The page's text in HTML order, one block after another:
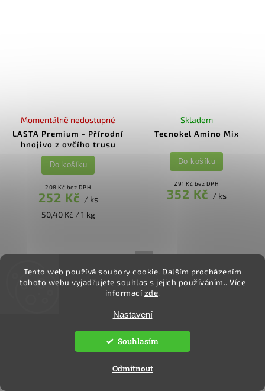
Tento web používá soubory cookie. Dalším procházením
tohoto webu vyjadřujete souhlas s jejich používáním.. Více
informacízde.
Nastavení
Odmítnout
Souhlasím
LASTA Premium - Přírodní
hnojivo z ovčího trusu
Momentálně nedostupné
208 Kč bez DPH
252 Kč / ks
50,40 Kč / 1 kg
Do košíku
Tecnokel Amino Mix
Skladem
291 Kč bez DPH
352 Kč / ks
Do košíku
VermiVital Eisenia humus -
TIP
Symbiom - PLANTASORB gel